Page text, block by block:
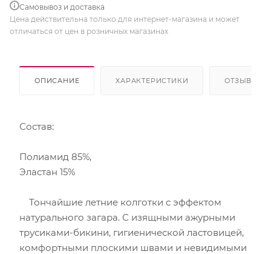
Самовывоз и доставка
Цена действительна только для интернет-магазина и может
отличаться от цен в розничных магазинах
ОПИСАНИЕ ХАРАКТЕРИСТИКИ ОТЗЫВЫ
Состав:
Полиамид 85%,
Эластан 15%
Тончайшие летние колготки с эффектом
натурального загара. С изящными ажурными
трусиками-бикини, гигиенической ластовицей,
комфортными плоскими швами и невидимыми